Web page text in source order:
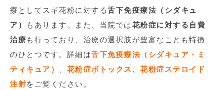
療としてスギ花粉に対する舌下免疫療法（シダキュ
ア）
もあります。また、当院では花粉症に対する自費
治療 も行っており、治療の選択肢が豊富なことも特徴
のひとつです。詳細は舌下免疫療法（シダキュア・ミ
ティキュア）
花粉症ボトックス
花粉症ステロイド
注射をご覧ください。